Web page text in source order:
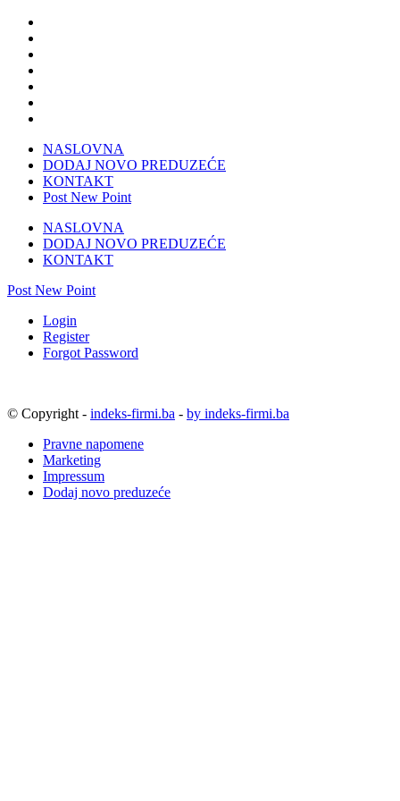
NASLOVNA
DODAJ NOVO PREDUZEĆE
KONTAKT
Post New Point
NASLOVNA
DODAJ NOVO PREDUZEĆE
KONTAKT
Post New Point
Login
Register
Forgot Password
© Copyright - indeks-firmi.ba - by indeks-firmi.ba
Pravne napomene
Marketing
Impressum
Dodaj novo preduzeće